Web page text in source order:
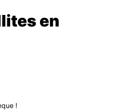
en
!